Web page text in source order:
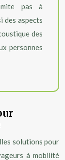
pas à
des aspects
des
personnes
solutions pour
à mobilité